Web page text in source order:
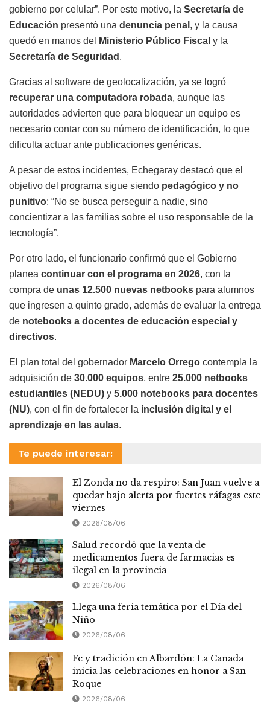
gobierno por celular”. Por este motivo, la Secretaría de
Educación presentó una denuncia penal , y la causa
quedó en manos del
Ministerio Público Fiscal y la
Secretaría de Seguridad .
Gracias al software de geolocalización, ya se logró
recuperar una computadora robada, aunque las
autoridades advierten que para bloquear un equipo es
necesario contar con su número de identificación, lo que
dificulta actuar ante publicaciones genéricas.
A pesar de estos incidentes, Echegaray destacó que el
objetivo del programa sigue siendo pedagógico y no
punitivo: “No se busca perseguir a nadie, sino
concientizar a las familias sobre el uso responsable de la
tecnología”.
Por otro lado, el funcionario confirmó que el Gobierno
planea continuar con el programa en 2026, con la
compra de unas 12.500 nuevas netbooks para alumnos
que ingresen a quinto grado, además de evaluar la entrega
de notebooks a docentes de educación especial y
directivos.
El plan total del gobernador Marcelo Orrego contempla la
adquisición de 30.000 equipos, entre 25.000 netbooks
estudiantiles (NEDU) y 5.000 notebooks para docentes
(NU), con el fin de fortalecer la inclusión digital y el
aprendizaje en las aulas.
Te puede interesar:
El Zonda no da respiro: San Juan vuelve a
quedar bajo alerta por fuertes ráfagas este
viernes
2026/08/06
Salud recordó que la venta de
medicamentos fuera de farmacias es
ilegal en la provincia
2026/08/06
Llega una feria temática por el Día del
Niño
2026/08/06
Fe y tradición en Albardón: La Cañada
inicia las celebraciones en honor a San
Roque
2026/08/06